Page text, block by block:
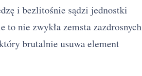
i bezlitośnie sądzi jednostki
to nie zwykła zemsta zazdrosnych
brutalnie usuwa element